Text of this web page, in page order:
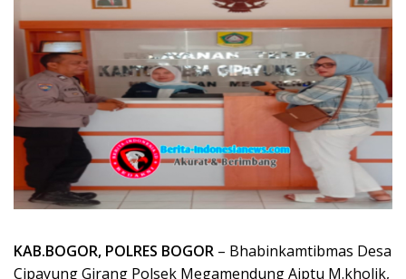
KAB.BOGOR, POLRES BOGOR – Bhabinkamtibmas Desa
Cipayung Girang Polsek Megamendung Aiptu M.kholik,